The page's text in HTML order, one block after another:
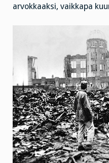
arvokkaaksi, vaikkapa